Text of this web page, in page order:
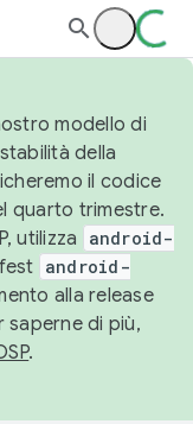
modello di
della
il codice
quarto trimestre.
utilizza
android-
android-
alla release
saperne di più,
.